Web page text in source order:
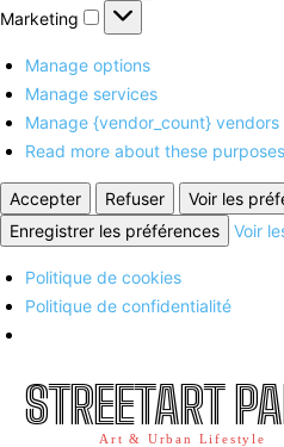
Marketing
Marketing
Manage options
Manage services
Manage {vendor_count} vendors
Read more about these purposes
Accepter Refuser
Voir les
Enregistrer les préférences
Voir
Politique de cookies
Politique de confidentialité
STREETART
Art & Urban Lifestyle